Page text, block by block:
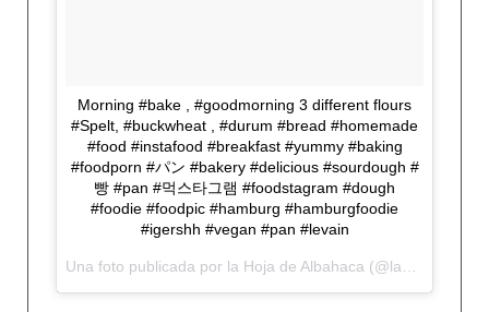
Morning #bake , #goodmorning 3 different flours
#Spelt, #buckwheat , #durum #bread #homemade
#food #instafood #breakfast #yummy #baking
#foodporn #パン #bakery #delicious #sourdough #
빵 #pan #먹스타그램 #foodstagram #dough
#foodie #foodpic #hamburg #hamburgfoodie
#igershh #vegan #pan #levain